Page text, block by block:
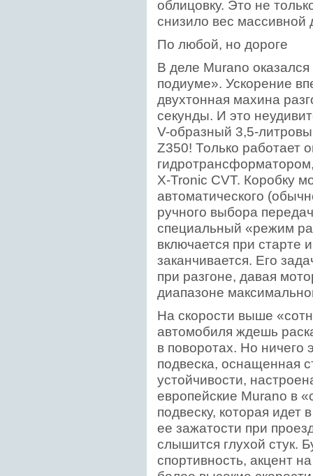
облицовку. Это не
снизило вес массивной
По любой, но дороге
В деле Murano
подиуме». Ускорение
двухтонная махина
секунды. И это
V-образный 3,5-
Z350! Только работает
X-Tronic CVT. Коробку
автоматического
ручного выбора
специальный «режим
включается при старте
заканчивается. Его
при разгоне, давая
диапазоне
На скорости выше
автомобиля ждешь
в поворотах. Но ничего
подвеска, оснащенная
устойчивости,
европейские Murano в
подвеску, которая
ее зажатости при
слышится глухой стук.
спортивность, акцент